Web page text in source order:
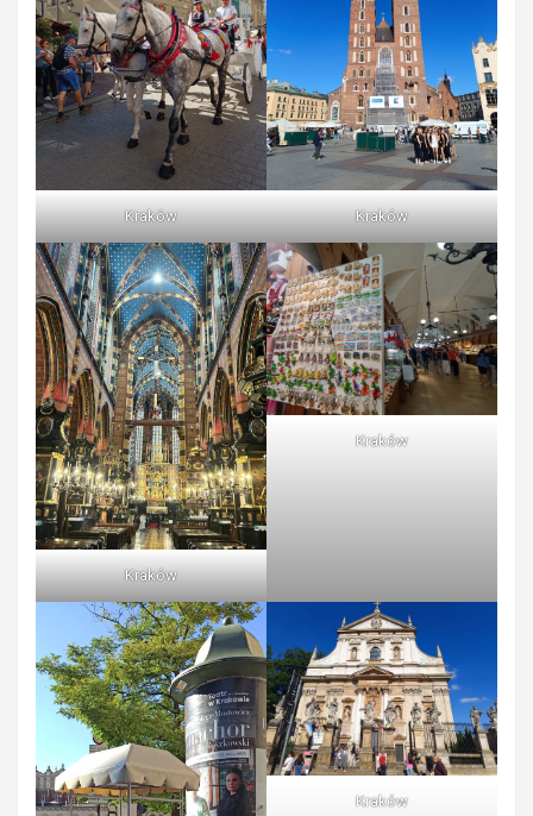
Kraków Kraków
Kraków
Kraków
Kraków